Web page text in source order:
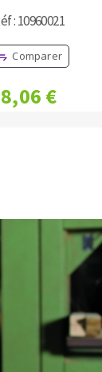
: 10960021
Comparer
8,06 €